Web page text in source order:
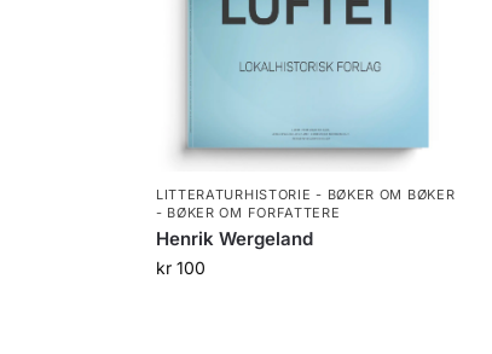
LITTERATURHISTORIE - BØKER OM BØKER
- BØKER OM FORFATTERE
Henrik Wergeland
kr100